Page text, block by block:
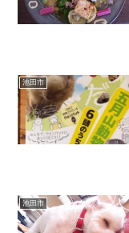
池田市
池田市